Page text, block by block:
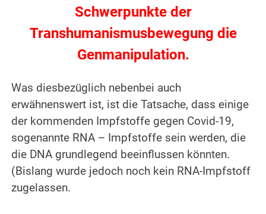
Schwerpunkte der
Transhumanismusbewegung die
Genmanipulation.
Was diesbezüglich nebenbei auch
erwähnenswert ist, ist die Tatsache, dass einige
der kommenden Impfstoffe gegen Covid-19,
sogenannte RNA – Impfstoffe sein werden, die
die DNA grundlegend beeinflussen könnten.
(Bislang wurde jedoch noch kein RNA-Impfstoff
zugelassen.